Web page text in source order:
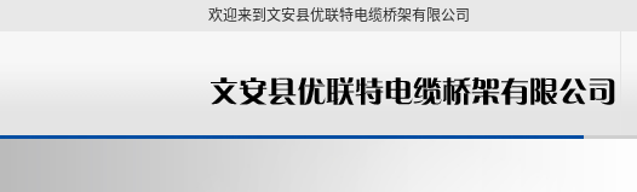
欢迎来到文安县优联特电缆桥架有限公司